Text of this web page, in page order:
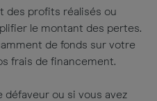
des profits réalisés ou
le montant des pertes.
de fonds sur votre
frais de financement.
défaveur ou si vous avez